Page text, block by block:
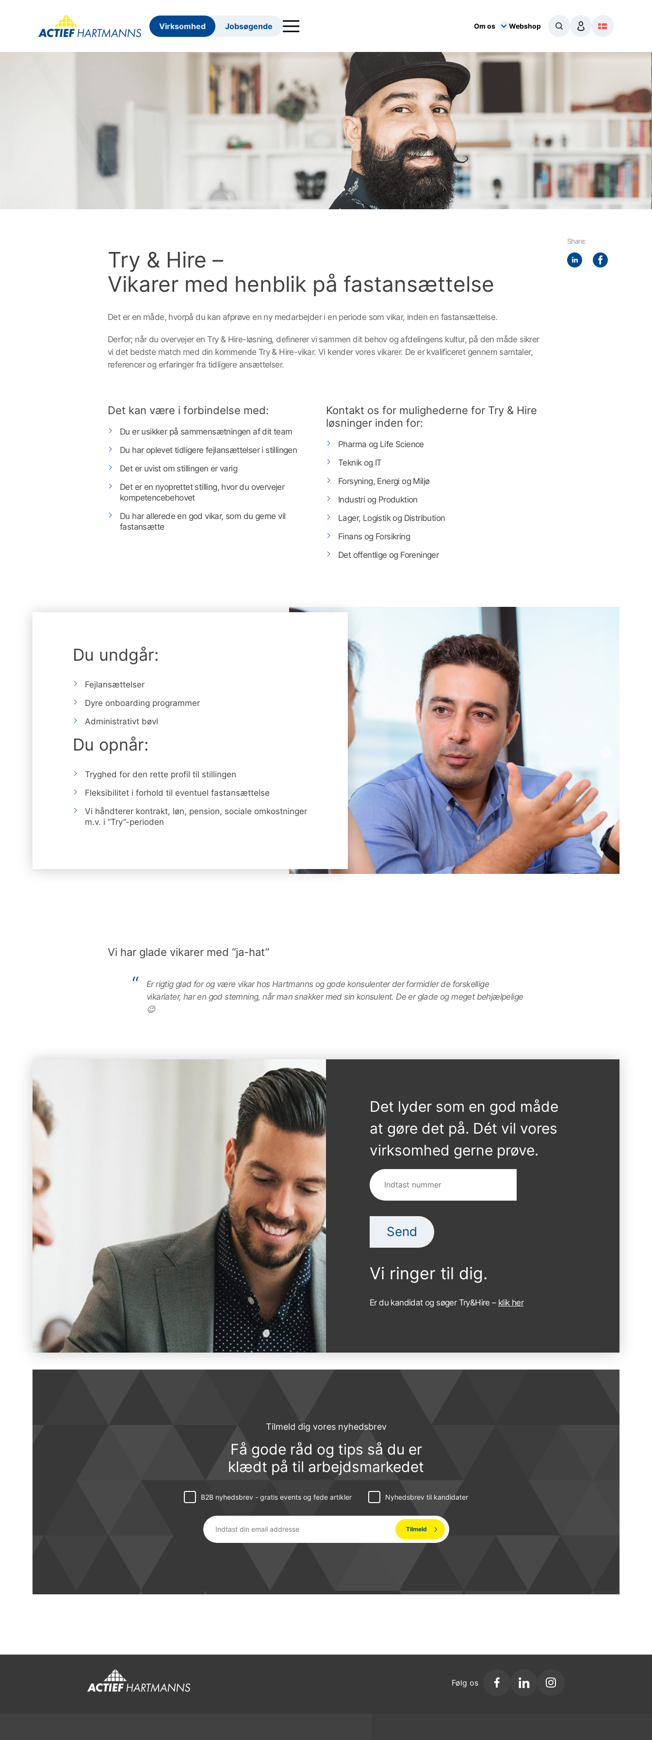
Virksomhed Jobsøgende Om os Webshop
Try & Hire –
Vikarer med henblik på fastansættelse
Det er en måde, hvorpå du kan afprøve en ny medarbejder i en periode som vikar, inden en fastansættelse.
Derfor; når du overvejer en Try & Hire-løsning, definerer vi sammen dit behov og afdelingens kultur, på den måde sikrer
vi det bedste match med din kommende Try & Hire-vikar. Vi kender vores vikarer. De er kvalificeret gennem samtaler,
referencer og erfaringer fra tidligere ansættelser.
Share:
Det kan være i forbindelse med:
Du er usikker på sammensætningen af dit team
Du har oplevet tidligere fejlansættelser i stillingen
Det er uvist om stillingen er varig
Det er en nyoprettet stilling, hvor du overvejer
kompetencebehovet
Du har allerede en god vikar, som du gerne vil
fastansætte
Kontakt os for mulighederne for Try & Hire
løsninger inden for:
Pharma og Life Science
Teknik og IT
Forsyning, Energi og Miljø
Industri og Produktion
Lager, Logistik og Distribution
Finans og Forsikring
Det offentlige og Foreninger
Du undgår:
Fejlansættelser
Dyre onboarding programmer
Administrativt bøvl
Du opnår:
Tryghed for den rette profil til stillingen
Fleksibilitet i forhold til eventuel fastansættelse
Vi håndterer kontrakt, løn, pension, sociale omkostninger
m.v. i ”Try”-perioden
Vi har glade vikarer med “ja-hat”
Er rigtig glad for og være vikar hos Hartmanns og gode konsulenter der formidler de forskellige
vikariater, har en god stemning, når man snakker med sin konsulent. De er glade og meget behjælpelige
😉
Det lyder som en god måde
at gøre det på. Dét vil vores
virksomhed gerne prøve.
Vi ringer til dig.
Er du kandidat og søger Try&Hire – klik her
Tilmeld dig vores nyhedsbrev
Få gode råd og tips så du er
klædt på til arbejdsmarkedet
B2B nyhedsbrev - gratis events og fede artikler Nyhedsbrev til kandidater
Følg os